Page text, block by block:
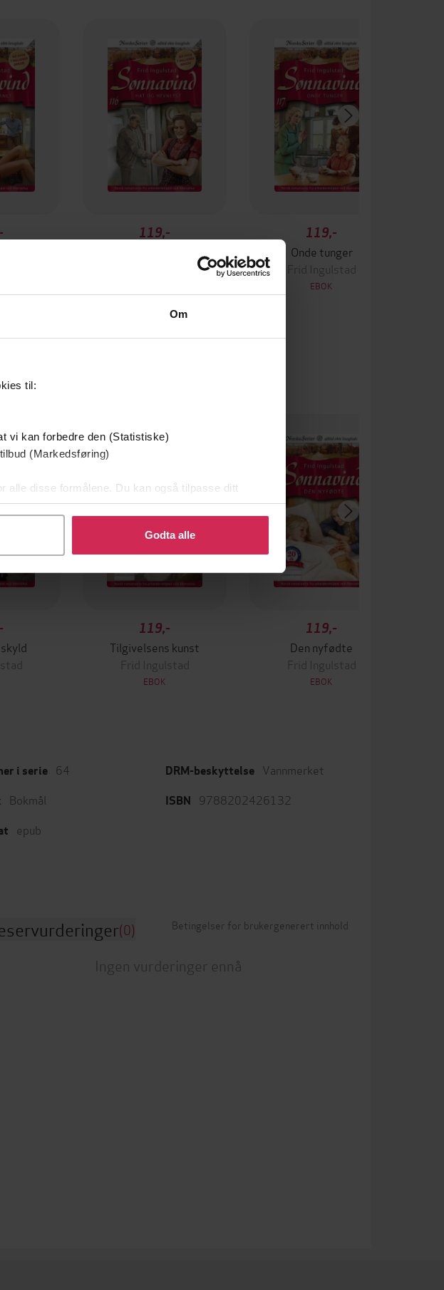
Om
til:
vi kan forbedre den (Statistiske)
(Markedsføring)
alle disse formålene. Du kan også tilpasse ditt
helst trekke tilbake eller endre ditt samtykke.
Godta alle
119,-
119,-
Onde tunger
Frid Ingulstad
EBOK
119,-
Tilgivelsens kunst
Frid Ingulstad
EBOK
119,-
Den nyfødte
Frid Ingulstad
EBOK
i serie 64
Bokmål
epub
DRM-beskyttelse Vannmerket
ISBN 9788202426132
(0) Betingelser for brukergenerert innhold
Ingen vurderinger ennå